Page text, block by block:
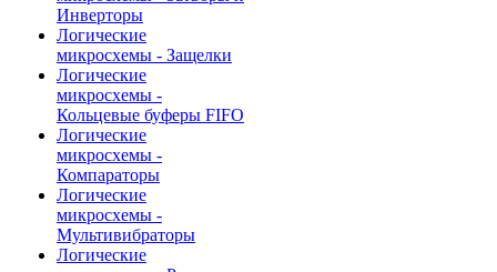
Инверторы
Логические
микросхемы - Защелки
Логические
микросхемы -
Кольцевые буферы FIFO
Логические
микросхемы -
Компараторы
Логические
микросхемы -
Мультивибраторы
Логические